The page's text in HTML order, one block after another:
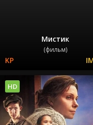
Мистик
(фильм)
HD